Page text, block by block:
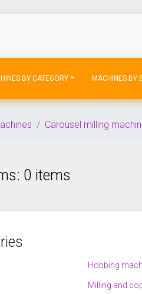
BY CATEGORY MACHINES BY
Carousel milling
0 items
Hobbing
Milling and